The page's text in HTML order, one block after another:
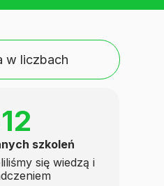
w liczbach
się wiedzą i
szkoleń